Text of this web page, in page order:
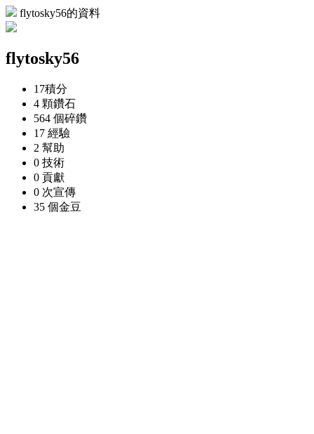
flytosky56的資料
flytosky56
17積分
4 顆鑽石
564 個碎鑽
17 經驗
2 幫助
0 技術
0 貢獻
0 次宣傳
35 個金豆